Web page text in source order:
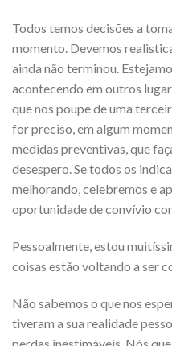
Todos temos decisões a
momento. Devemos
ainda não terminou.
acontecendo em outros
que nos poupe de uma
for preciso, em algum
medidas preventivas, que
desespero. Se todos os
melhorando, celebremos e
oportunidade de convívio
Pessoalmente, estou
coisas estão voltando a ser
Não sabemos o que nos
tiveram a sua realidade